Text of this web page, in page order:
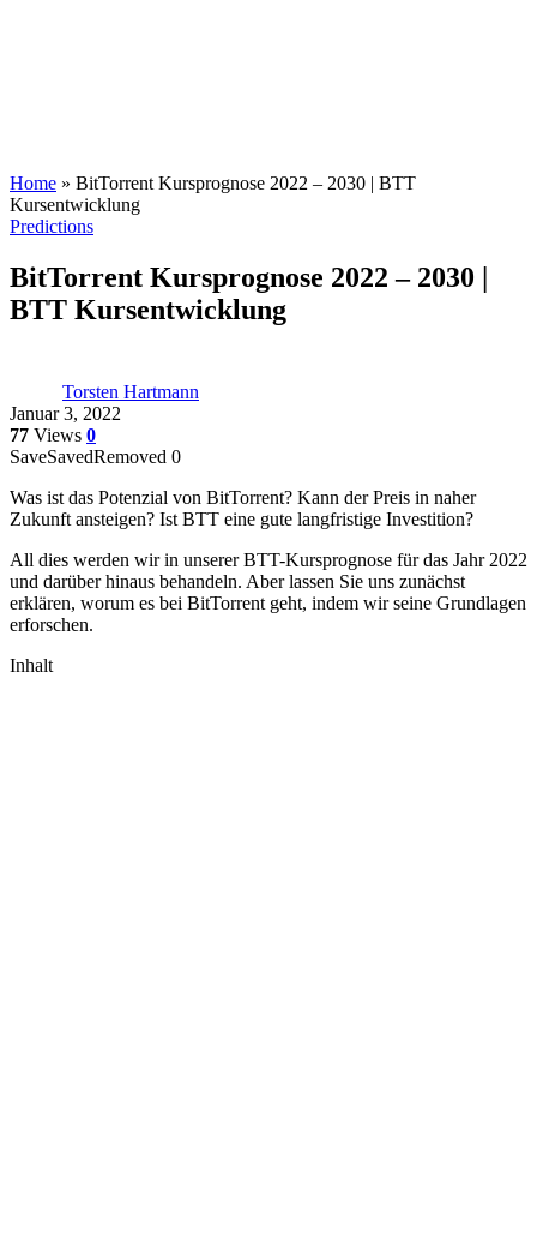
Home » BitTorrent Kursprognose 2022 – 2030 | BTT
Kursentwicklung
Predictions
BitTorrent Kursprognose 2022 – 2030 |
BTT Kursentwicklung
Torsten Hartmann
Januar 3, 2022
77 Views 0
SaveSavedRemoved 0
Was ist das Potenzial von BitTorrent? Kann der Preis in naher
Zukunft ansteigen? Ist BTT eine gute langfristige Investition?
All dies werden wir in unserer BTT-Kursprognose für das Jahr 2022
und darüber hinaus behandeln. Aber lassen Sie uns zunächst
erklären, worum es bei BitTorrent geht, indem wir seine Grundlagen
erforschen.
Inhalt